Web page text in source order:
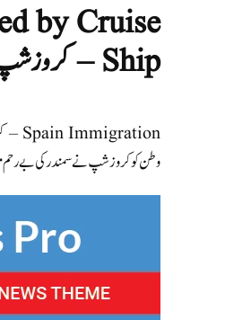
by Cruise
Ship – کروز شپ نےاسپین جانے والے 68 تارکین وطن کو بچا لیا
وطن کو کروز شپ نے سمندر کی بے رحم